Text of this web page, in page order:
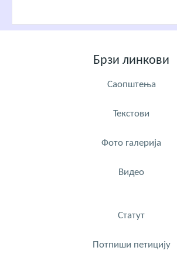
Брзи линкови
Саопштења
Текстови
Фото галерија
Видео
Статут
Потпиши петицију